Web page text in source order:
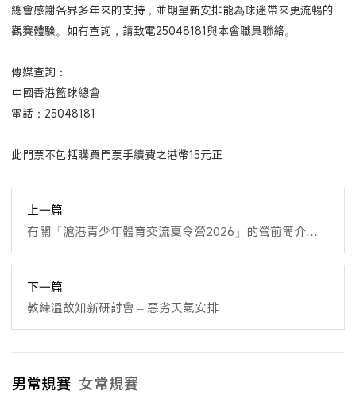
總會感謝各界多年來的支持，並期望新安排能為球迷帶來更流暢的
觀賽體驗。如有查詢，請致電25048181與本會職員聯絡。
傳媒查詢：
中國香港籃球總會
電話：25048181
此門票不包括購買門票手續費之港幣15元正
上一篇
有關「滬港青少年體育交流夏令營2026」的營前簡介會
下一篇
教練溫故知新研討會 – 惡劣天氣安排
男常規賽 女常規賽